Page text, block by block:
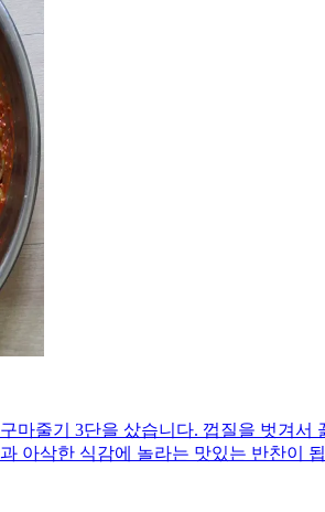
마줄기 3단을 샀습니다. 껍질을 벗겨
아삭한 식감에 놀라는 맛있는 반찬이